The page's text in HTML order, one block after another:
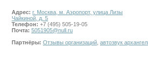
Адрес: г. Москва, м. Аэропорт, улица Лизы
Чайкиной, д. 5
Телефон: +7 (495) 505-19-05
Почта: 5051905@null.ru
Партнёры: Отзывы организаций автозвук